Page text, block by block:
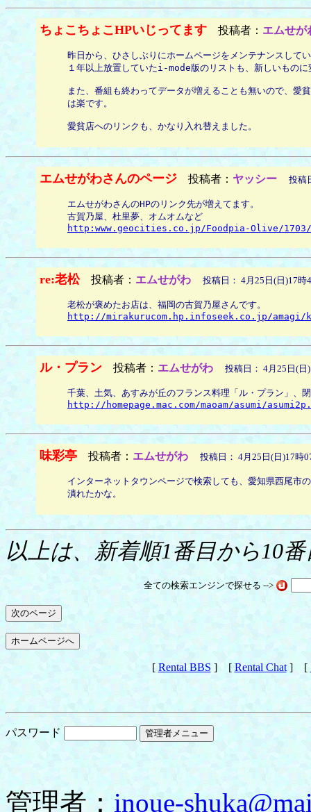
ちょこちょこHPいじってます 投稿者： エムせが
昨日から、ひさしぶりにホームページをメンテナンスして
１年以上放置していたi-mode版のリストも、新しいものに
また、番組も終わってデータが増えることも無いので、
は楽です。
愛貧店へのリンクも、かなり入れ替えました。
エムせがわさんのページ 投稿者： ヤッシー 投稿
エムせがわさんのHPのリンク先が増えてます。
古賀乃屋、杜里夢、オムオムなど
http:www.geocities.co.jp/Foodpia-Olive/1703/
re:老松投稿者： エムせがわ 投稿日： 4月25日(日)17時
老松が褒めたお店は、福岡の古賀乃屋さんです。
http://mirakurucom.hp.infoseek.co.jp/amagi/
ル・プラン 投稿者： エムせがわ 投稿日： 4月25日(日
千葉、土気、あすみが丘のフランス料理「ル・プラン」、
http://homepage.mac.com/maoam/asumi/
味彩亭 投稿者： エムせがわ 投稿日： 4月25日(日)17時
インターネットタウンページで検索しても、愛知県西尾市
潰れたかな。
以上は、新着順1番目から10
全ての検索エンジンで探せる -->
[ Rental BBS ] [ Rental Chat] [
パスワード
管理者： inoue-